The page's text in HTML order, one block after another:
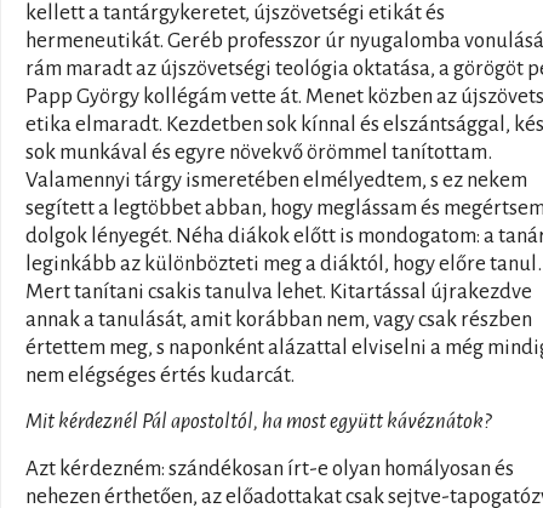
kellett a tantárgykeretet, újszövetségi etikát és
hermeneutikát. Geréb professzor úr nyugalomba
rám maradt az újszövetségi teológia oktatása, a görögöt
Papp György kollégám vette át. Menet közben az
etika elmaradt. Kezdetben sok kínnal és elszántsággal,
sok munkával és egyre növekvő örömmel tanítottam.
Valamennyi tárgy ismeretében elmélyedtem, s ez nekem
segített a legtöbbet abban, hogy meglássam és
dolgok lényegét. Néha diákok előtt is mondogatom: a
leginkább az különbözteti meg a diáktól, hogy előre tanul.
Mert tanítani csakis tanulva lehet. Kitartással újrakezdve
annak a tanulását, amit korábban nem, vagy csak részben
értettem meg, s naponként alázattal elviselni a még
nem elégséges értés kudarcát.
Mit kérdeznél Pál apostoltól, ha most együtt kávéznátok?
Azt kérdezném: szándékosan írt-e olyan homályosan és
nehezen érthetően, az előadottakat csak sejtve-